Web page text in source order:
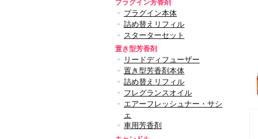
プラグイン芳香剤
プラグイン本体
詰め替えリフィル
スターターセット
置き型芳香剤
リードディフューザー
置き型芳香剤本体
詰め替えリフィル
フレグランスオイル
エアーフレッシュナー・サシ
ェ
車用芳香剤